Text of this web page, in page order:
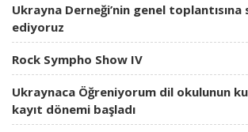
Ukrayna Derneği’nin genel
ediyoruz
Rock Sympho Show IV
Ukraynaca Öğreniyorum dil okulunun
kayıt dönemi başladı